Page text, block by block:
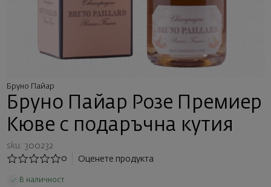
Бруно Пайар
Бруно Пайар Розе Премиер
Кюве с подаръчна кутия
sku: 300232
0
Оценете продукта
В наличност